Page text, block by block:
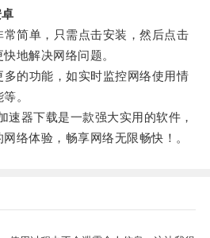
简单，只需点击安装，然后点击
地解决网络问题。
的功能，如实时监控网络使用情
。
器下载是一款强大实用的软件，
络体验，畅享网络无限畅快！。